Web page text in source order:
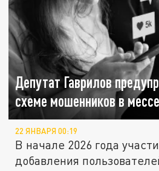
Депутат Гаврилов
схеме мошенников в
22 ЯНВАРЯ 00:19
В начале 2026 года
добавления